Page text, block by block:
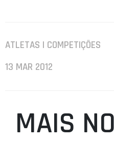
ATLETAS | COMPETIÇÕES
13 MAR 2012
MAIS